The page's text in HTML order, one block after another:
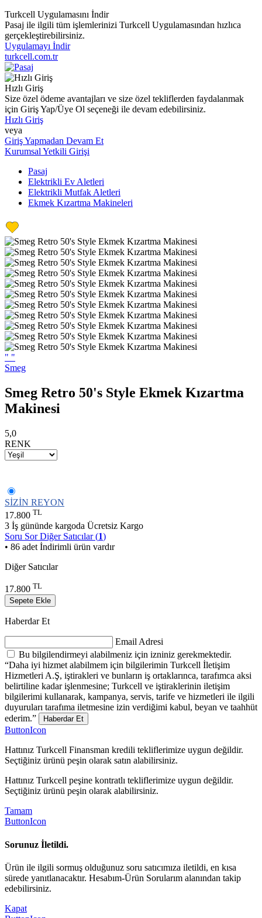
Turkcell Uygulamasını İndir
Pasaj ile ilgili tüm işlemlerinizi Turkcell Uygulamasından hızlıca
gerçekleştirebilirsiniz.
Uygulamayı İndir
turkcell.com.tr
Hızlı Giriş
Size özel ödeme avantajları ve size özel tekliflerden faydalanmak
için Giriş Yap/Üye Ol seçeneği ile devam edebilirsiniz.
Hızlı Giriş
veya
Giriş Yapmadan Devam Et
Kurumsal Yetkili Girişi
Pasaj
Elektrikli Ev Aletleri
Elektrikli Mutfak Aletleri
Ekmek Kızartma Makineleri
" "
Smeg
Smeg Retro 50's Style Ekmek Kızartma
Makinesi
5,0
RENK
SİZİN REYON
17.800 TL
3 İş gününde kargoda Ücretsiz Kargo
Soru SorDiğer Satıcılar (1)
• 86 adet İndirimli ürün vardır
Diğer Satıcılar
17.800 TL
Sepete Ekle
Haberdar Et
Email Adresi
Bu bilgilendirmeyi alabilmeniz için izniniz gerekmektedir.
“Daha iyi hizmet alabilmem için bilgilerimin Turkcell İletişim
Hizmetleri A.Ş, iştirakleri ve bunların iş ortaklarınca, tarafımca aksi
belirtiline kadar işlenmesine; Turkcell ve iştiraklerinin iletişim
bilgilerimi kullanarak, kampanya, servis, tarife ve hizmetleri ile ilgili
duyuruları tarafıma iletmesine izin verdiğimi kabul, beyan ve taahhüt
ederim.”
Haberdar Et
ButtonIcon
Hattınız Turkcell Finansman kredili tekliflerimize uygun değildir.
Seçtiğiniz ürünü peşin olarak satın alabilirsiniz.
Hattınız Turkcell peşine kontratlı tekliflerimize uygun değildir.
Seçtiğiniz ürünü peşin olarak alabilirsiniz.
Tamam
ButtonIcon
Sorunuz İletildi.
Ürün ile ilgili sormuş olduğunuz soru satıcımıza iletildi, en kısa
sürede yanıtlanacaktır. Hesabım-Ürün Sorularım alanından takip
edebilirsiniz.
Kapat